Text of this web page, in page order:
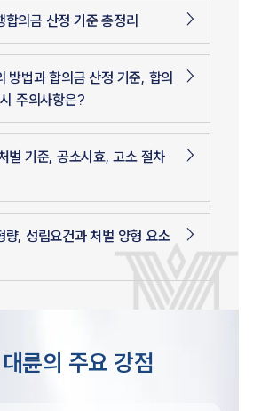
합의금 산정 기준 총정리
방법과 합의금 산정 기준, 합의
주의사항은?
벌 기준, 공소시효, 고소 절차
량, 성립요건과 처벌 양형 요소
대륜의 주요 강점